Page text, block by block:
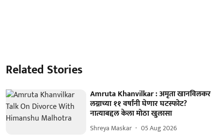
Related Stories
Amruta Khanvilkar : अमृता खानविलकर
लग्नाच्या ११ वर्षांनी घेणार घटस्फोट?
नात्याबद्दल केला मोठा खुलासा
Shreya Maskar 05 Aug 2026